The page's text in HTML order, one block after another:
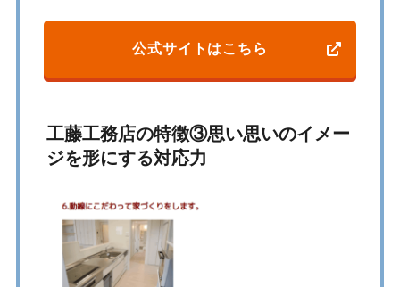
公式サイトはこちら
工藤工務店の特徴③思い思いのイメー
ジを形にする対応力